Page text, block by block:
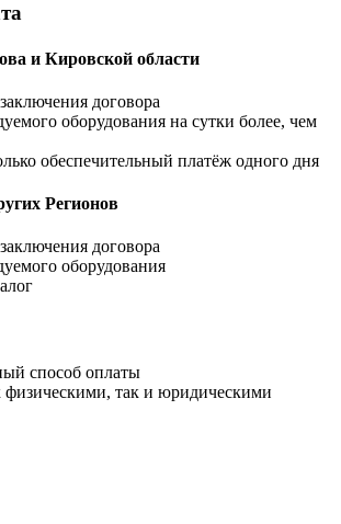
и Кировской области
договора
оборудования на сутки более, чем
обеспечительный платёж одного дня
Регионов
договора
оборудования
способ оплаты
физическими, так и юридическими